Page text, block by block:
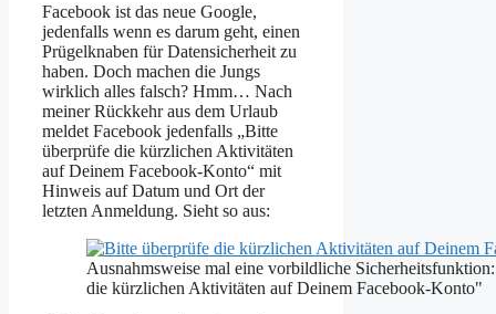
Facebook ist das neue Google,
jedenfalls wenn es darum geht, einen
Prügelknaben für Datensicherheit zu
haben. Doch machen die Jungs
wirklich alles falsch? Hmm… Nach
meiner Rückkehr aus dem Urlaub
meldet Facebook jedenfalls „Bitte
überprüfe die kürzlichen Aktivitäten
auf Deinem Facebook-Konto“ mit
Hinweis auf Datum und Ort der
letzten Anmeldung. Sieht so aus:
Ausnahmsweise mal eine vorbildliche
die kürzlichen Aktivitäten auf Deinem Facebook-Konto"